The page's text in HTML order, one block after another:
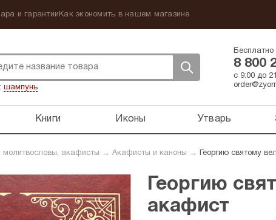
и гарантии Как экономить в нашем магазине
шампунь
Бесплатно
8 800
с 9:00 до
Книги Иконы Утварь
молитвословы, акафисты → Акафисты и каноны → Георгию святому
Георгию
акафист